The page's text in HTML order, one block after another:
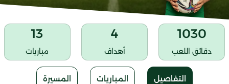
1030
دقائق اللعب
4
أهداف
13
مباريات
التفاصيل المباريات المسيرة